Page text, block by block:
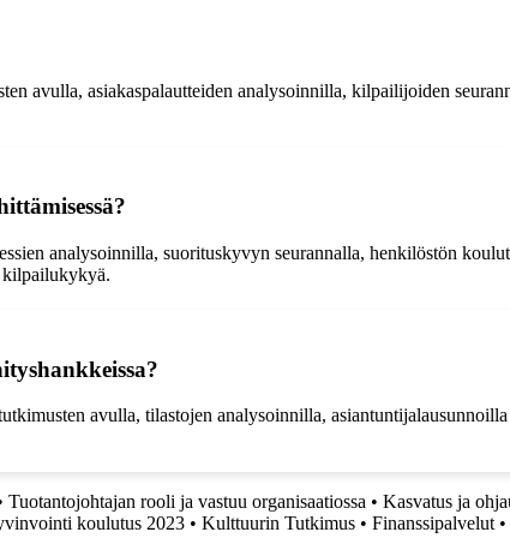
avulla, asiakaspalautteiden analysoinnilla, kilpailijoiden
analysoinnilla, suorituskyvyn seurannalla, henkilöstön
kilpailukykyä.
avulla, tilastojen analysoinnilla,
Tuotantojohtajan rooli ja vastuu organisaatiossa • Kasvatus ja
koulutus 2023 • Kulttuurin Tutkimus • Finanssipalvelut•